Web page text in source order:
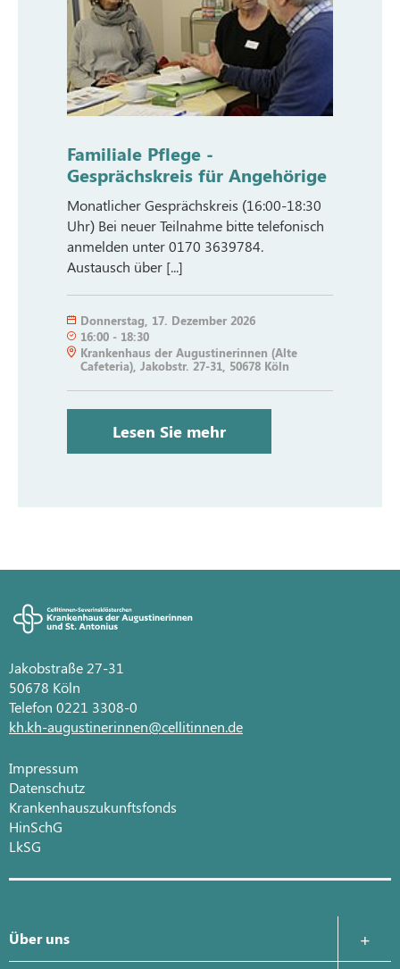
Familiale Pflege -
Gesprächskreis für Angehörige
Monatlicher Gesprächskreis (16:00-18:30
Uhr) Bei neuer Teilnahme bitte telefonisch
anmelden unter 0170 3639784.
Austausch über [...]
Donnerstag 17. Dezember 2026
16:00 - 18:30
Krankenhaus der Augustinerinnen (Alte
Cafeteria), Jakobstr. 27-31, 50678 Köln
Lesen Sie mehr
Jakobstraße 27-31
50678 Köln
Telefon 0221 3308-0
kh.kh-augustinerinnen@cellitinnen.de
Impressum
Datenschutz
Krankenhauszukunftsfonds
HinSchG
LkSG
Über uns